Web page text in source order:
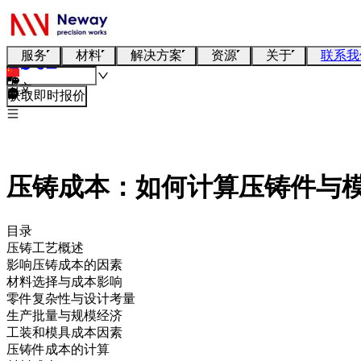
服务 材料 解决方案 资源 关于 联系
中文
获取即时报价
压铸成本：如何计算压铸件与
目录
压铸工艺概述
影响压铸成本的因素
材料选择与成本影响
零件复杂性与设计考量
生产批量与规模经济
工装和模具成本因素
压铸件成本的计算